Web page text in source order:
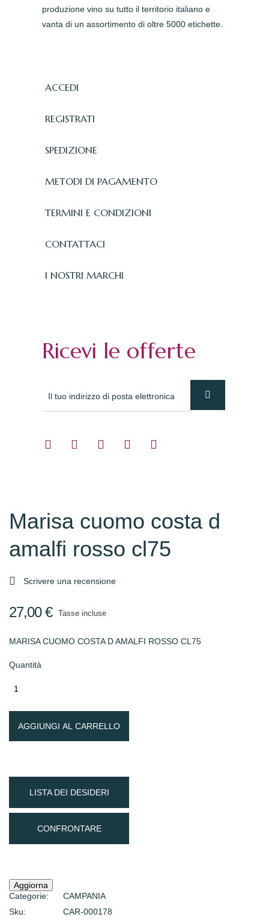
produzione vino su tutto il territorio italiano e
vanta di un assortimento di oltre 5000 etichette.
ACCEDI
REGISTRATI
SPEDIZIONE
METODI DI PAGAMENTO
TERMINI E CONDIZIONI
CONTATTACI
I NOSTRI MARCHI
Ricevi le offerte
Marisa cuomo costa d
amalfi rosso cl75
 Scrivere una recensione
27,00 € Tasse incluse
MARISA CUOMO COSTA D AMALFI ROSSO CL75
Quantità
AGGIUNGI AL CARRELLO
LISTA DEI DESIDERI
CONFRONTARE
Categorie:
CAMPANIA
Sku:
CAR-000178